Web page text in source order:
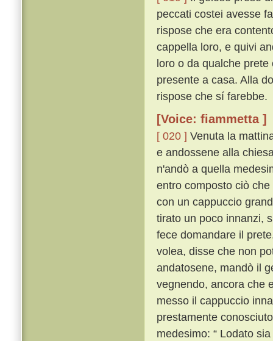
peccati costei avesse
rispose che era
cappella loro, e quivi
loro o da qualche
presente a casa. Alla
rispose che sí farebbe.
[Voice: fiammetta ]
[ 020 ] Venuta la
e andossene alla
n'andò a quella
entro composto ciò
con un cappuccio
tirato un poco innanzi,
fece domandare il
volea, disse che non
andatosene, mandò il
vegnendo, ancora che
messo il cappuccio
prestamente
medesimo: “ Lodato